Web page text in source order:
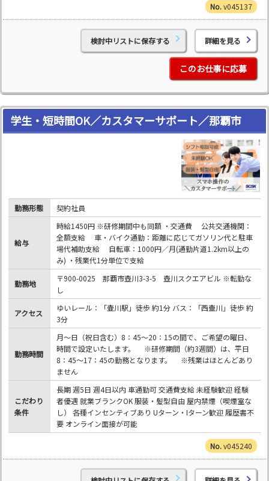
v045137
検討中リストに保存する 詳細を見る
このお仕事に応募
学生・短時間OK／カスタマーサポート／那覇市
勤務形態 契約社員
給与
時給1450円 ※研修期間中も同額 ・交通費 公共交通機関：
全額支給 車・バイク通勤：距離に応じてガソリン代と駐車
場代補助支給 自転車：1000円／月(通勤片道1.2km以上の
み) ・残業代1分単位で支給
勤務地
〒900-0025 那覇市壺川3-3-5 壺川スクエアビル ※転勤な
し
アクセス
ゆいレール：「壷川駅」徒歩 約1分 バス：「西壷川」徒歩 約
3分
勤務時間
月～日（祝日含む）8：45～20：15の間で、ご希望の曜日、
時間で設定いたします。 ※研修期間（約3週間）は、平日
8：45～17：45の勤務となります。 ※残業はほとんどあり
ません
こだわり
条件
長期 週5日 週4日以内 車通勤可 交通費支給 未経験歓迎 経験
者優遇 就業ブランクOK 服装・髪型自由 屋内禁煙（喫煙室な
し） 各種インセンティブあり Uターン・Iターン歓迎 履歴書不
要 オンライン面接が可能
v045240